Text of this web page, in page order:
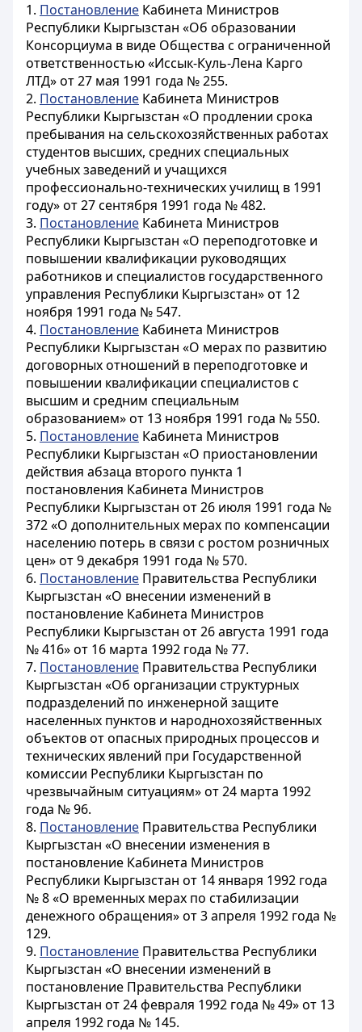
1. Постановление Кабинета Министров
Республики Кыргызстан «Об образовании
Консорциума в виде Общества с ограниченной
ответственностью «Иссык-Куль-Лена Карго
ЛТД» от 27 мая 1991 года № 255.
2. Постановление Кабинета Министров
Республики Кыргызстан «О продлении срока
пребывания на сельскохозяйственных работах
студентов высших, средних специальных
учебных заведений и учащихся
профессионально-технических училищ в 1991
году» от 27 сентября 1991 года № 482.
3. Постановление Кабинета Министров
Республики Кыргызстан «О переподготовке и
повышении квалификации руководящих
работников и специалистов государственного
управления Республики Кыргызстан» от 12
ноября 1991 года № 547.
4. Постановление Кабинета Министров
Республики Кыргызстан «О мерах по развитию
договорных отношений в переподготовке и
повышении квалификации специалистов с
высшим и средним специальным
образованием» от 13 ноября 1991 года № 550.
5. Постановление Кабинета Министров
Республики Кыргызстан «О приостановлении
действия абзаца второго пункта 1
постановления Кабинета Министров
Республики Кыргызстан от 26 июля 1991 года №
372 «О дополнительных мерах по компенсации
населению потерь в связи с ростом розничных
цен» от 9 декабря 1991 года № 570.
6. Постановление Правительства Республики
Кыргызстан «О внесении изменений в
постановление Кабинета Министров
Республики Кыргызстан от 26 августа 1991 года
№ 416» от 16 марта 1992 года № 77.
7. Постановление Правительства Республики
Кыргызстан «Об организации структурных
подразделений по инженерной защите
населенных пунктов и народнохозяйственных
объектов от опасных природных процессов и
технических явлений при Государственной
комиссии Республики Кыргызстан по
чрезвычайным ситуациям» от 24 марта 1992
года № 96.
8. Постановление Правительства Республики
Кыргызстан «О внесении изменения в
постановление Кабинета Министров
Республики Кыргызстан от 14 января 1992 года
№ 8 «О временных мерах по стабилизации
денежного обращения» от 3 апреля 1992 года №
129.
9. Постановление Правительства Республики
Кыргызстан «О внесении изменений в
постановление Правительства Республики
Кыргызстан от 24 февраля 1992 года № 49» от 13
апреля 1992 года № 145.